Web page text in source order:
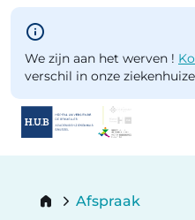
Skip to main content
We zijn aan het werven !
verschil in onze
Breadcrumb
Current:
Afspraak